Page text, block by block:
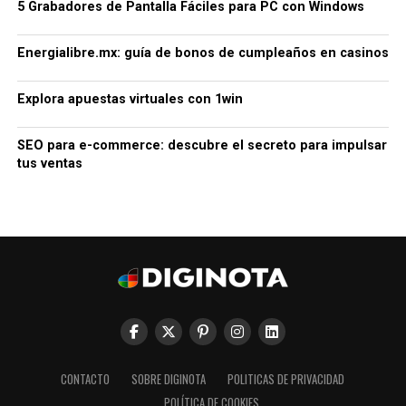
5 Grabadores de Pantalla Fáciles para PC con Windows
Energialibre.mx: guía de bonos de cumpleaños en casinos
Explora apuestas virtuales con 1win
SEO para e-commerce: descubre el secreto para impulsar
tus ventas
CONTACTO SOBRE DIGINOTA
POLITICAS DE PRIVACIDAD